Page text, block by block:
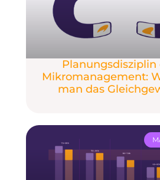
Planungsdisziplin
Mikromanagement:
man das